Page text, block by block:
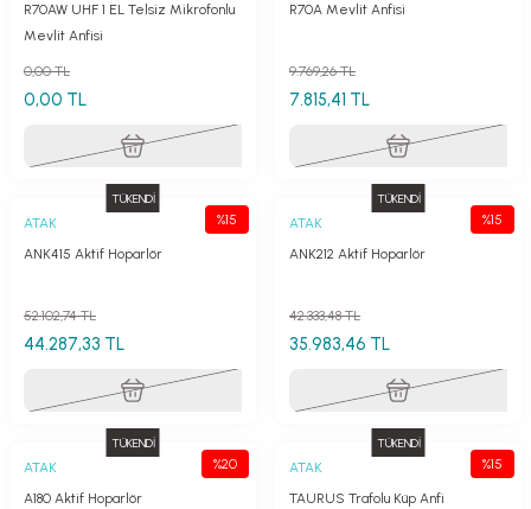
R70AW UHF 1 EL Telsiz Mikrofonlu
Mevlit Anfisi
0,00 TL
0,00 TL
R70A Mevlit Anfisi
7.815,41 TL
9.769,26 TL
TÜKENDİ
%15
ATAK
ANK415 Aktif Hoparlör
44.287,33 TL
52.102,74 TL
TÜKENDİ
%15
ATAK
ANK212 Aktif Hoparlör
35.983,46 TL
42.333,48 TL
TÜKENDİ
%20
ATAK
A180 Aktif Hoparlör
TÜKENDİ
%15
ATAK
TAURUS Trafolu Küp Anfi